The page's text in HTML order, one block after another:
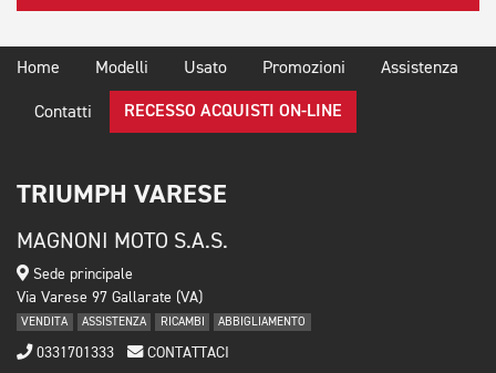
Home Modelli Usato Promozioni Assistenza
Contatti RECESSO ACQUISTI ON-LINE
TRIUMPH VARESE
MAGNONI MOTO S.A.S.
Sede principale
Via Varese 97 Gallarate (VA)
VENDITA ASSISTENZA RICAMBI ABBIGLIAMENTO
0331701333 CONTATTACI